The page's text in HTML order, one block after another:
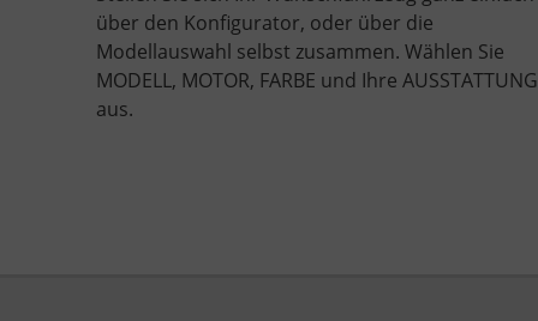
über den Konfigurator, oder über die
Modellauswahl selbst zusammen. Wählen Sie
MODELL, MOTOR, FARBE und Ihre AUSSTATTUNG
aus.